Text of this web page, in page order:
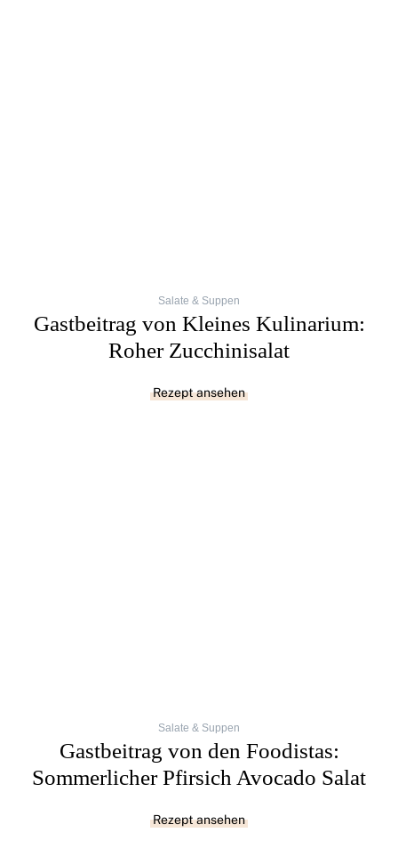
Salate & Suppen
Gastbeitrag von Kleines Kulinarium:
Roher Zucchinisalat
Rezept ansehen
Salate & Suppen
Gastbeitrag von den Foodistas:
Sommerlicher Pfirsich Avocado Salat
Rezept ansehen